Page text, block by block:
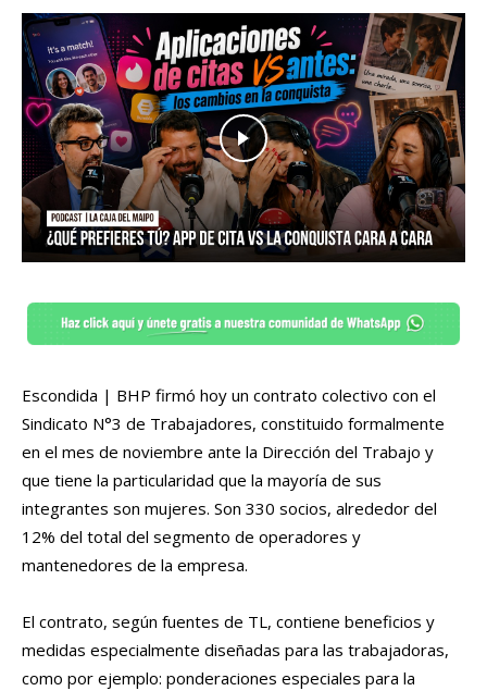
Escondida | BHP firmó hoy un contrato colectivo con el
Sindicato N°3 de Trabajadores, constituido formalmente
en el mes de noviembre ante la Dirección del Trabajo y
que tiene la particularidad que la mayoría de sus
integrantes son mujeres. Son 330 socios, alrededor del
12% del total del segmento de operadores y
mantenedores de la empresa.
El contrato, según fuentes de TL, contiene beneficios y
medidas especialmente diseñadas para las trabajadoras,
como por ejemplo: ponderaciones especiales para la